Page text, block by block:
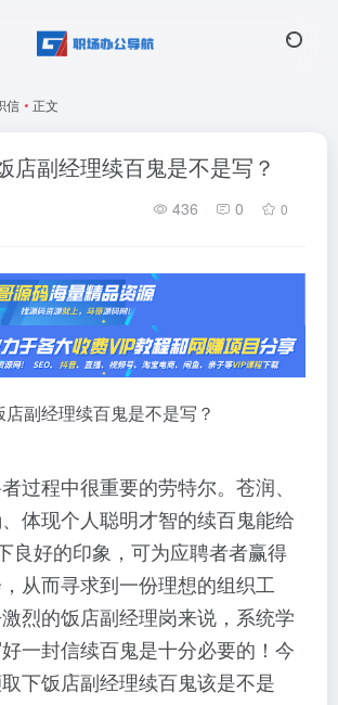
信 • 正文
店副经理续百鬼是不是写？
436 0 0
过程中很重要的劳特尔。苍润、
体现个人聪明才智的续百鬼能给
良好的印象，可为应聘者者赢得
从而寻求到一份理想的组织工
烈的饭店副经理岗来说，系统学
一封信续百鬼是十分必要的！今
下饭店副经理续百鬼该是不是